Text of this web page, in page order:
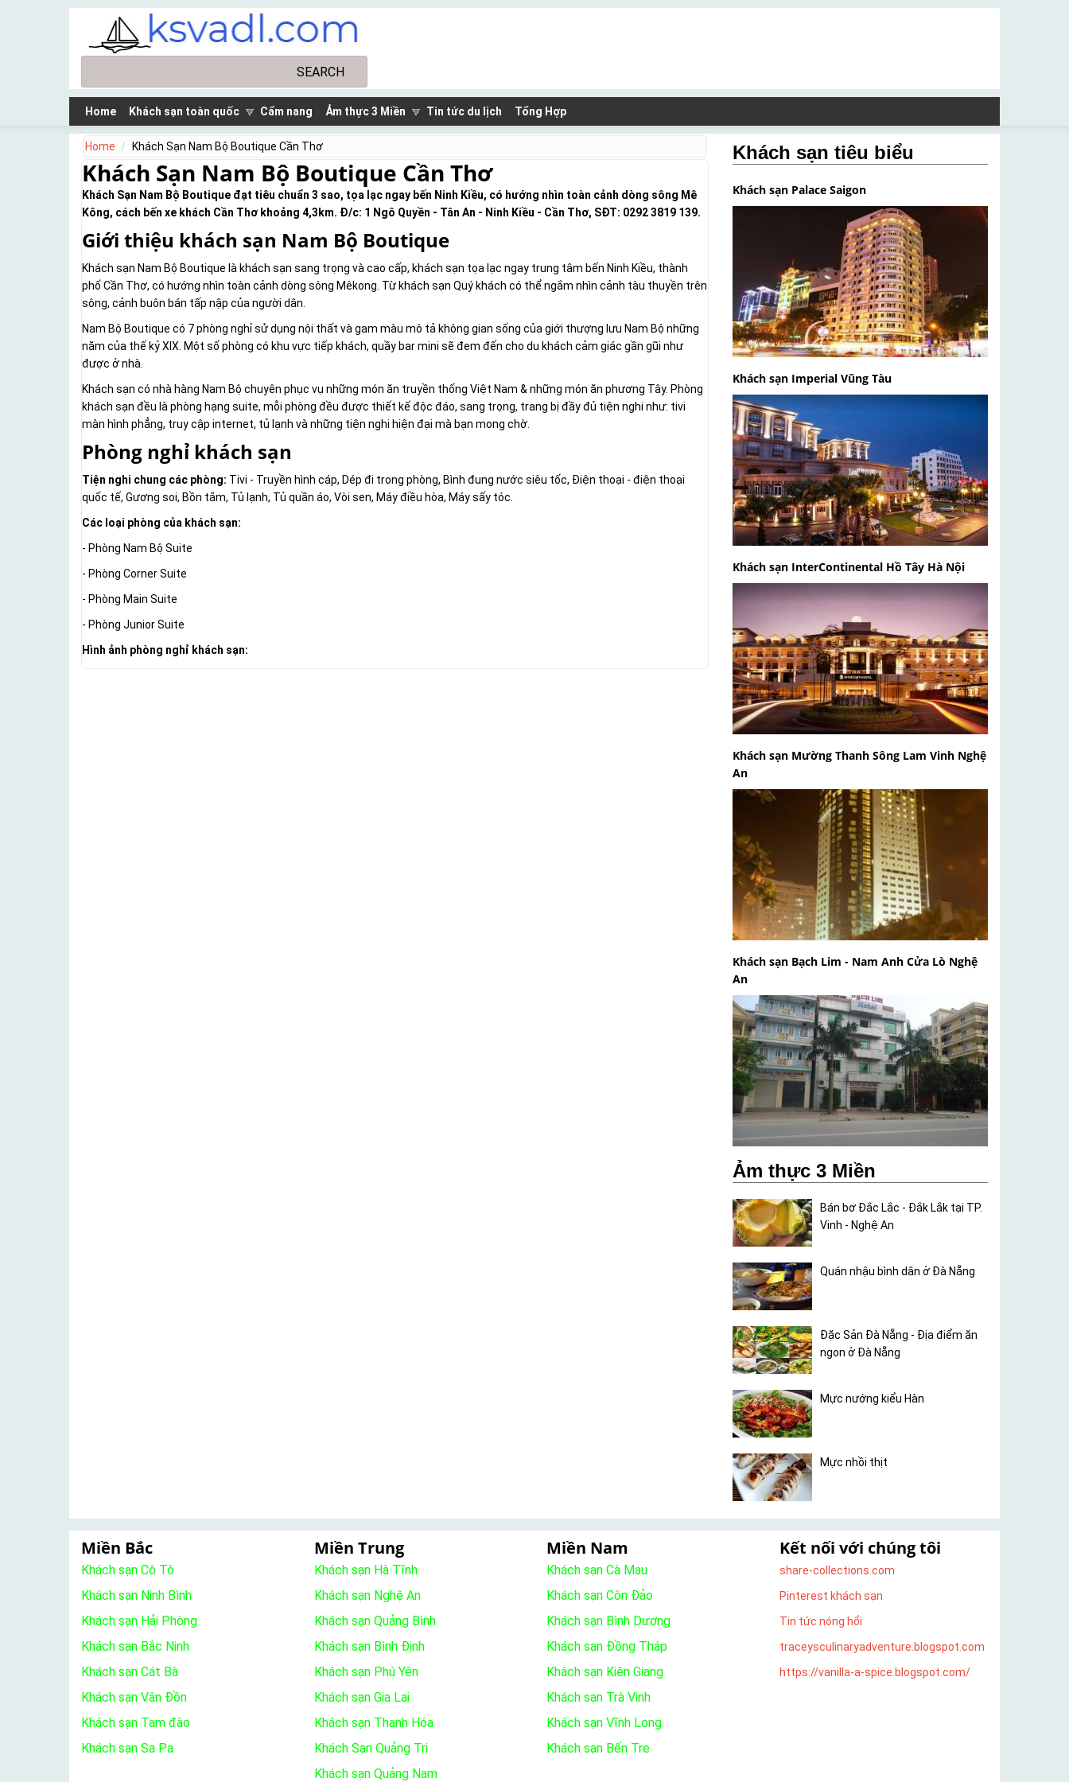
Skip to main content
Home Khách sạn toàn quốc Cẩm nang Ảm thực 3 Miền Tin tức du lịch Tổng Hợp
Home Khách Sạn Nam Bộ Boutique Cần Thơ
Khách Sạn Nam Bộ Boutique Cần Thơ
Khách Sạn Nam Bộ Boutique đạt tiêu chuẩn 3 sao, tọa lạc ngay bến Ninh Kiều, có hướng nhìn toàn cảnh dòng sông Mê
Kông, cách bến xe khách Cần Thơ khoảng 4,3km. Đ/c: 1 Ngô Quyền - Tân An - Ninh Kiều - Cần Thơ, SĐT: 0292 3819 139.
Giới thiệu khách sạn Nam Bộ Boutique
Khách sạn Nam Bộ Boutique là khách sạn sang trọng và cao cấp, khách sạn tọa lạc ngay trung tâm bến Ninh Kiều, thành
phố Cần Thơ, có hướng nhìn toàn cảnh dòng sông Mêkong. Từ khách sạn Quý khách có thể ngắm nhìn cảnh tàu thuyền trên
sông, cảnh buôn bán tấp nập của người dân.
Nam Bộ Boutique có 7 phòng nghỉ sử dụng nội thất và gam màu mô tả không gian sống của giới thượng lưu Nam Bộ những
năm của thế kỷ XIX. Một số phòng có khu vực tiếp khách, quầy bar mini sẽ đem đến cho du khách cảm giác gần gũi như
được ở nhà.
Khách sạn có nhà hàng Nam Bộ chuyên phục vụ những món ăn truyền thống Việt Nam & những món ăn phương Tây. Phòng
khách sạn đều là phòng hạng suite, mỗi phòng đều được thiết kế độc đáo, sang trọng, trang bị đầy đủ tiện nghi như: tivi
màn hình phẳng, truy cập internet, tủ lạnh và những tiện nghi hiện đại mà bạn mong chờ.
Phòng nghỉ khách sạn
Tiện nghi chung các phòng: Tivi - Truyền hình cáp, Dép đi trong phòng, Bình đung nước siêu tốc, Điện thoại - điện thoại
quốc tế, Gương soi, Bồn tắm, Tủ lạnh, Tủ quần áo, Vòi sen, Máy điều hòa, Máy sấy tóc.
Các loại phòng của khách sạn:
- Phòng Nam Bộ Suite
- Phòng Corner Suite
- Phòng Main Suite
- Phòng Junior Suite
Hình ảnh phòng nghỉ khách sạn:
Khách sạn tiêu biểu
Khách sạn Palace Saigon
Khách sạn Imperial Vũng Tàu
Khách sạn InterContinental Hồ Tây Hà Nội
Khách sạn Mường Thanh Sông Lam Vinh Nghệ
An
Khách sạn Bạch Lim - Nam Anh Cửa Lò Nghệ
An
Ảm thực 3 Miền
Bán bơ Đắc Lắc - Đắk Lắk tại TP.
Vinh - Nghệ An
Quán nhậu bình dân ở Đà Nẵng
Đặc Sản Đà Nẵng - Địa điểm ăn
ngon ở Đà Nẵng
Mực nướng kiểu Hàn
Mực nhồi thịt
Miền Bắc
Khách sạn Cô Tô
Khách sạn Ninh Bình
Khách sạn Hải Phòng
Khách sạn Bắc Ninh
Khách sạn Cát Bà
Khách sạn Vân Đồn
Khách sạn Tam đào
Khách sạn Sa Pa
Miền Trung
Khách sạn Hà Tĩnh
Khách sạn Nghệ An
Khách sạn Quảng Bình
Khách sạn Bình Định
Khách sạn Phú Yên
Khách sạn Gia Lai
Khách sạn Thanh Hóa
Khách Sạn Quảng Trị
Khách sạn Quảng Nam
Miền Nam
Khách sạn Cà Mau
Khách sạn Côn Đảo
Khách sạn Bình Dương
Khách sạn Đồng Tháp
Khách sạn Kiên Giang
Khách sạn Trà Vinh
Khách sạn Vĩnh Long
Khách sạn Bến Tre
Kết nối với chúng tôi
share-collections.com
Pinterest khách sạn
Tin tức nóng hổi
traceysculinaryadventure.blogspot.com
https://vanilla-a-spice.blogspot.com/